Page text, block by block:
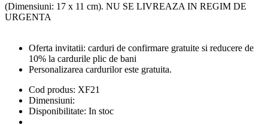
(Dimensiuni: 17 x 11 cm). NU SE LIVREAZA IN REGIM DE
URGENTA
Oferta invitatii: carduri de confirmare gratuite si reducere de
10% la cardurile plic de bani
Personalizarea cardurilor este gratuita.
Cod produs: XF21
Dimensiuni:
Disponibilitate: In stoc